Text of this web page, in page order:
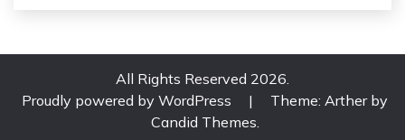
All Rights Reserved 2026.
Proudly powered by WordPress
|
Theme: Arther by
Candid Themes.